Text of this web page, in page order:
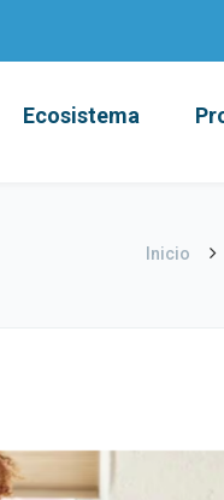
Ecosistema
Inicio